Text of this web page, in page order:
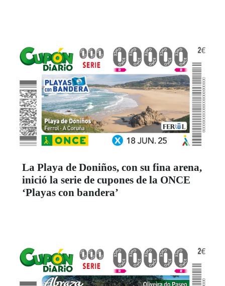
La Playa de Doniños, con su fina arena,
inició la serie de cupones de la ONCE
‘Playas con bandera’